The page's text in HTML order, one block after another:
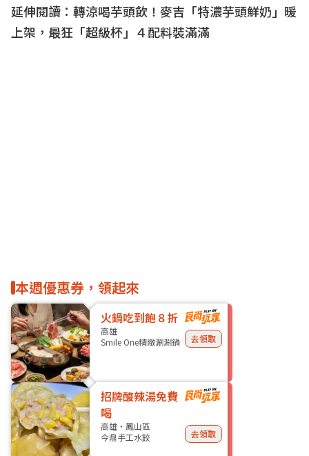
延伸閱讀： 轉涼喝芋頭飲！麥吉「特濃芋頭鮮奶」暖
上架，最狂「超級杯」４配料裝滿滿
本週優惠券，領起來
火鍋吃到飽８折
高雄
Smile One精緻涮涮鍋
去領取
招牌酸辣湯免費
喝
高雄・鳳山區
今鼎手工水餃
去領取